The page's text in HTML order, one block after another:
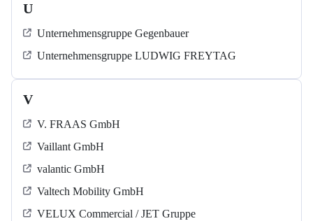
U
Unternehmensgruppe Gegenbauer
Unternehmensgruppe LUDWIG FREYTAG
V
V. FRAAS GmbH
Vaillant GmbH
valantic GmbH
Valtech Mobility GmbH
VELUX Commercial / JET Gruppe